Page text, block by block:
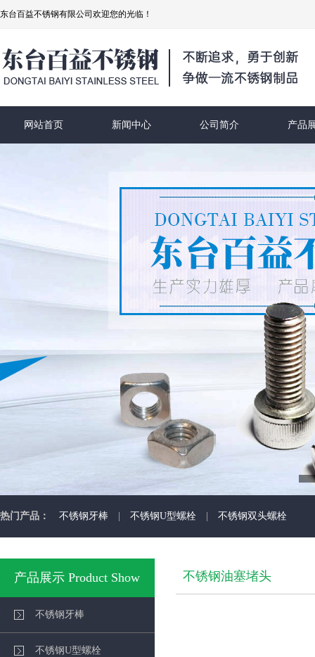
东台百益不锈钢有限公司欢迎您的光临！
网站首页 新闻中心 公司简介 产品
热门产品： 不锈钢牙棒 不锈钢U型螺栓 不锈钢双头螺栓
产品展示 Product Show
不锈钢牙棒
不锈钢U型螺栓
不锈钢油塞堵头